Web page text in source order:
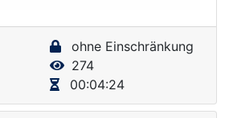
V
i
d
ohne Einschränkung
274
00:04:24